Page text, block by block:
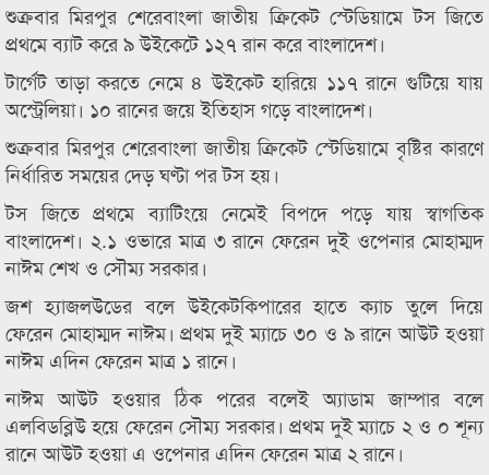
শুক্রবার মিরপুর শেরেবাংলা জাতীয় ক্রিকেট স্টেডিয়ামে টস জিতে
প্রথমে ব্যাট করে ৯ উইকেটে ১২৭ রান করে বাংলাদেশ।
টার্গেট তাড়া করতে নেমে ৪ উইকেট হারিয়ে ১১৭ রানে গুটিয়ে যায়
অস্ট্রেলিয়া। ১০ রানের জয়ে ইতিহাস গড়ে বাংলাদেশ।
শুক্রবার মিরপুর শেরেবাংলা জাতীয় ক্রিকেট স্টেডিয়ামে বৃষ্টির কারণে
নির্ধারিত সময়ের দেড় ঘণ্টা পর টস হয়।
টস জিতে প্রথমে ব্যাটিংয়ে নেমেই বিপদে পড়ে যায় স্বাগতিক
বাংলাদেশ। ২.১ ওভারে মাত্র ৩ রানে ফেরেন দুই ওপেনার মোহাম্মদ
নাঈম শেখ ও সৌম্য সরকার।
জশ হ্যাজলউডের বলে উইকেটকিপারের হাতে ক্যাচ তুলে দিয়ে
ফেরেন মোহাম্মদ নাঈম। প্রথম দুই ম্যাচে ৩০ ও ৯ রানে আউট হওয়া
নাঈম এদিন ফেরেন মাত্র ১ রানে।
নাঈম আউট হওয়ার ঠিক পরের বলেই অ্যাডাম জাম্পার বলে
এলবিডব্লিউ হয়ে ফেরেন সৌম্য সরকার। প্রথম দুই ম্যাচে ২ ও ০ শূন্য
রানে আউট হওয়া এ ওপেনার এদিন ফেরেন মাত্র ২ রানে।